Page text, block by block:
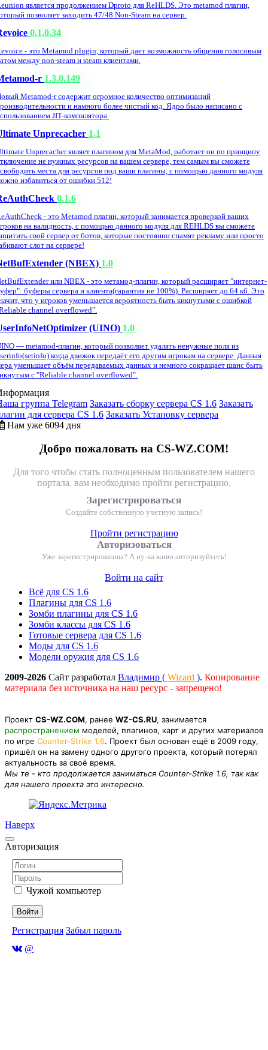
является продолжением Dproto для ReHLDS. Это metamod плагин,
позволяет заходить 47/48 Non-Steam на сервер.
0.1.0.34
- это Metamod plugin, который дает возможность общения голосовым
между non-steam и steam клиентами.
r 1.3.0.149
Metamod-r содержит огромное количество оптимизаций
и намного более чистый код. Ядро было написано с
JIT-компилятора.
Unprecacher 1.1
Unprecacher являет плагином для MetaMod, работает он по принципу
не нужных ресурсов на вашем сервере, тем самым вы сможете
места для ресурсов под ваши плагины, с помощью данного модуля
избавиться от ошибки 512!
0.1.6
- это Metamod плагин, который занимается проверкой ваших
на валидность, с помощью данного модуля для REHLDS вы сможете
свой сервер от ботов, которые постоянно спамят рекламу или просто
слот на сервере!
(NBEX) 1.0
или NBEX - это метамод-плагин, который расширяет "интернет-
буферы сервера и клиента(гарантия не 100%). Расширяет до 64 кб. Это
что у игроков уменьшается вероятность быть кикнутыми с ошибкой
channel overflowed".
(UINO) 1.0
— metamod-плагин, который позволяет удалять ненужные поля из
когда движок передаёт его другим игрокам на сервере. Данная
уменьшает объём передаваемых данных и немного сокращает шанс быть
с "Reliable channel overflowed".
группа Telegram Заказать сборку сервера CS 1.6 Заказать
для сервера CS 1.6 Заказать Установку сервера
Нам уже 6094 дня
Добро пожаловать на CS-WZ.COM!
Для того чтобы стать полноценным пользователем нашего
портала, вам необходимо пройти регистрацию.
Зарегистрироваться
Создайте собственную учетную запись!
Пройти регистрацию
Авторизоваться
Уже зарегистрированны? А ну-ка живо авторизуйтесь!
Войти на сайт
Всё для CS 1.6
Плагины для CS 1.6
Зомби плагины для CS 1.6
Зомби классы для CS 1.6
Готовые сервера для CS 1.6
Моды для CS 1.6
Модели оружия для CS 1.6
2009-2026 Сайт разработал Владимир ( Wizard ). Копирование
материала без источника на наш ресурс - запрещено!
Проект CS-WZ.COM, ранее WZ-CS.RU, занимается
распространением моделей, плагинов, карт и других материалов
по игре Counter-Strike 1.6. Проект был основан ещё в 2009 году,
пришёл он на замену одного другого проекта, который потерял
актуальность за своё время.
Мы те - кто продолжается заниматься Counter-Strike 1.6, так как
для нашего проекта это интересно.
Наверх
Авторизация
Чужой компьютер
Войти
Регистрация Забыл пароль
@